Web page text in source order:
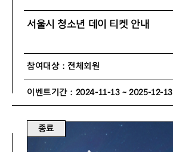
서울시 청소년 데이 티켓 안내
참여대상 : 전체회원
이벤트기간 : 2024-11-13 ~ 2025-12-13
종료